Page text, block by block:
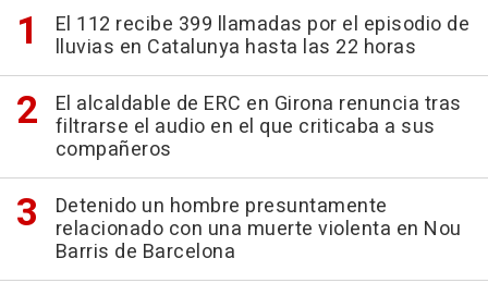
El 112 recibe 399 llamadas por el episodio de
lluvias en Catalunya hasta las 22 horas
El alcaldable de ERC en Girona renuncia tras
filtrarse el audio en el que criticaba a sus
compañeros
Detenido un hombre presuntamente
relacionado con una muerte violenta en Nou
Barris de Barcelona